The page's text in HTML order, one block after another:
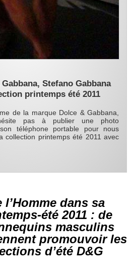
Stefano Gabbana
printemps été 2011
de la marque Dolce & Gabbana,
pas à publier une photo
téléphone portable pour nous
collection printemps été 2011 avec
dans sa
été 2011 : de
masculins
promouvoir les
d’été D&G